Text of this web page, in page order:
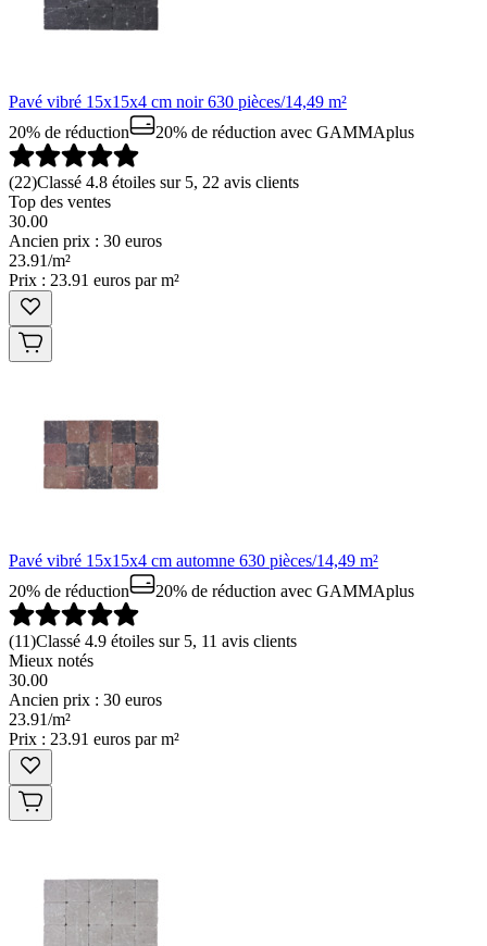
Pavé vibré 15x15x4 cm noir 630 pièces/14,49 m²
20% de réduction
20% de réduction avec GAMMAplus
(22)Classé 4.8 étoiles sur 5, 22 avis clients
Top des ventes
30.00
Ancien prix : 30 euros
23.91/m²
Prix : 23.91 euros par m²
Pavé vibré 15x15x4 cm automne 630 pièces/14,49 m²
20% de réduction
20% de réduction avec GAMMAplus
(11)Classé 4.9 étoiles sur 5, 11 avis clients
Mieux notés
30.00
Ancien prix : 30 euros
23.91/m²
Prix : 23.91 euros par m²